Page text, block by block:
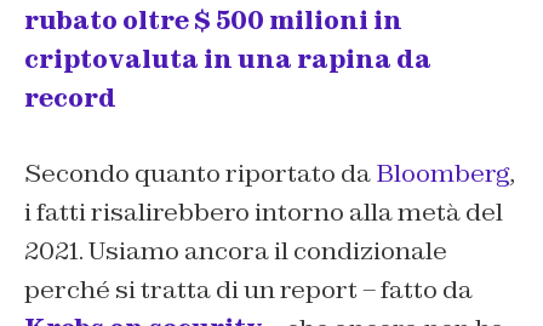
rubato oltre $ 500 milioni in
criptovaluta in una rapina da
record
Secondo quanto riportato daBloomberg,
i fatti risalirebbero intorno alla metà del
2021. Usiamo ancora il condizionale
perché si tratta di un report – fatto da